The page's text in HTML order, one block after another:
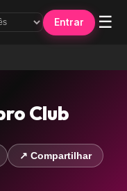
Entrar ☰
Club
↗ Compartilhar